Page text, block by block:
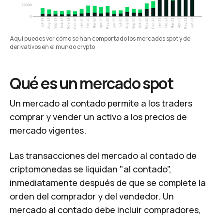
Aquí puedes ver cómo se han comportado los mercados spot y de
derivativos en el mundo crypto
Qué es un mercado spot
Un mercado al contado permite a los traders
comprar y vender un activo a los precios de
mercado vigentes.
Las transacciones del mercado al contado de
criptomonedas se liquidan "al contado",
inmediatamente después de que se complete la
orden del comprador y del vendedor. Un
mercado al contado debe incluir compradores,